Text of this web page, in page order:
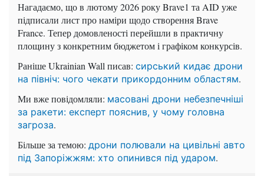
Нагадаємо, що в лютому 2026 року Brave1 та AID уже
підписали лист про наміри щодо створення Brave
France. Тепер домовленості перейшли в практичну
площину з конкретним бюджетом і графіком конкурсів.
Раніше Ukrainian Wall писав: сирський кидає дрони
на північ: чого чекати прикордонним областям.
Ми вже повідомляли: масовані дрони небезпечніші
за ракети: експерт пояснив, у чому головна
загроза.
Більше за темою: дрони полювали на цивільні авто
під Запоріжжям: хто опинився під ударом.